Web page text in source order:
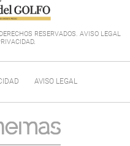
RESERVADOS. AVISO LEGAL
.
AVISO LEGAL